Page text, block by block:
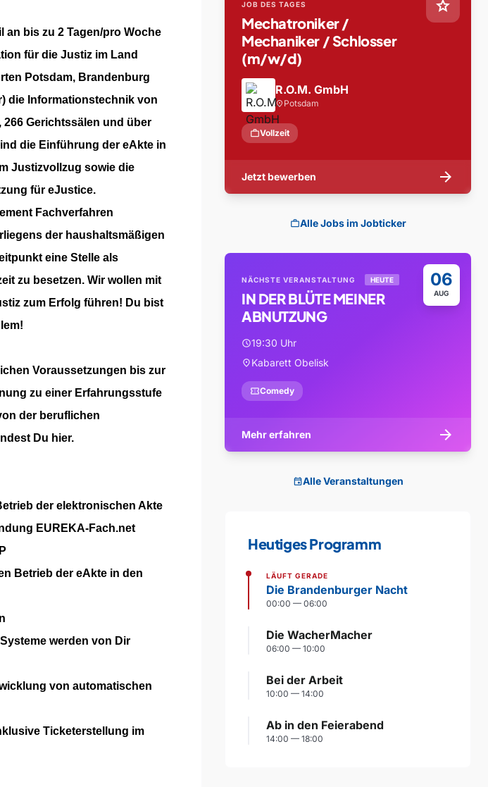
an bis zu 2 Tagen/pro Woche
für die Justiz im Land
Potsdam, Brandenburg
die Informationstechnik von
Gerichtssälen und über
die Einführung der eAkte in
Justizvollzug sowie die
für eJustice.
Fachverfahren
der haushaltsmäßigen
eine Stelle als
zu besetzen. Wir wollen mit
zum Erfolg führen! Du bist
Voraussetzungen bis zur
zu einer Erfahrungsstufe
der beruflichen
Du hier.
der elektronischen Akte
EUREKA-Fach.net
Betrieb der eAkte in den
werden von Dir
von automatischen
Ticketerstellung im
star
JOB DES TAGES
Mechatroniker /
Mechaniker / Schlosser
(m/w/d)
R.O.M. GmbH
location_on Potsdam
workVollzeit
Jetzt bewerben arrow_forward
workAlle Jobs im Jobticker
06
AUG
NÄCHSTE VERANSTALTUNG HEUTE
IN DER BLÜTE MEINER
ABNUTZUNG
schedule19:30 Uhr
location_onKabarett Obelisk
confirmation_numberComedy
Mehr erfahren arrow_forward
eventAlle Veranstaltungen
Heutiges Programm
LÄUFT GERADE
Die Brandenburger Nacht
00:00 — 06:00
Die WacherMacher
06:00 — 10:00
Bei der Arbeit
10:00 — 14:00
Ab in den Feierabend
14:00 — 18:00